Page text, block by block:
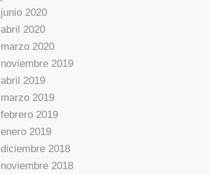
junio 2020
abril 2020
marzo 2020
noviembre 2019
abril 2019
marzo 2019
febrero 2019
enero 2019
diciembre 2018
noviembre 2018